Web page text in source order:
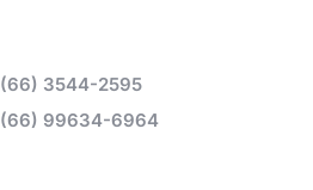
(66) 3544-2595
(66) 99634-6964